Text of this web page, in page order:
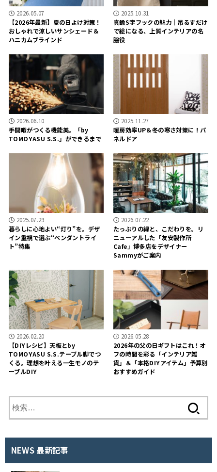
2026.05.07
【2026年最新】夏の日よけ対策！
おしゃれで涼しいサンシェード＆
ハニカムブラインド
2025.10.31
真鍮S字フックの魅力｜吊るすだけ
で絵になる、上質インテリアの名
脇役
2026.06.10
手間暇がつくる機能美。「by
TOMOYASU S.S.」ができるまで
2025.11.27
暖房効率UP＆冬の寒さ対策に！パ
ネルドア
2025.07.29
暮らしに心地よい“灯り”を。デザ
イン重視で選ぶ“ペンダントライ
ト”特集
2026.07.22
たっぷりの緑と、こだわりを。リ
ニューアルした「友安製作所
Cafe」博多店をデザイナー
Sammyがご案内
2026.02.20
【DIYレシピ】天板とby
TOMOYASU S.S.テーブル脚でつ
くる。理想を叶える一生モノのテ
ーブルDIY
2026.05.28
2026年の父の日ギフトはこれ！オ
フの時間を彩る「インテリア雑
貨」＆「本格DIYアイテム」予算別
おすすめガイド
索
NEWS 最新記事